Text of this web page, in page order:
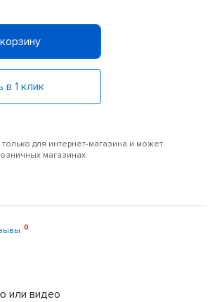
в 1 клик
для интернет-магазина и может
магазинах
или видео